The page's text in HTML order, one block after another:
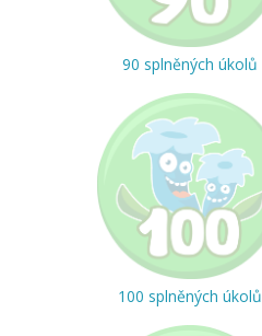
90 splněných úkolů
100 splněných úkolů